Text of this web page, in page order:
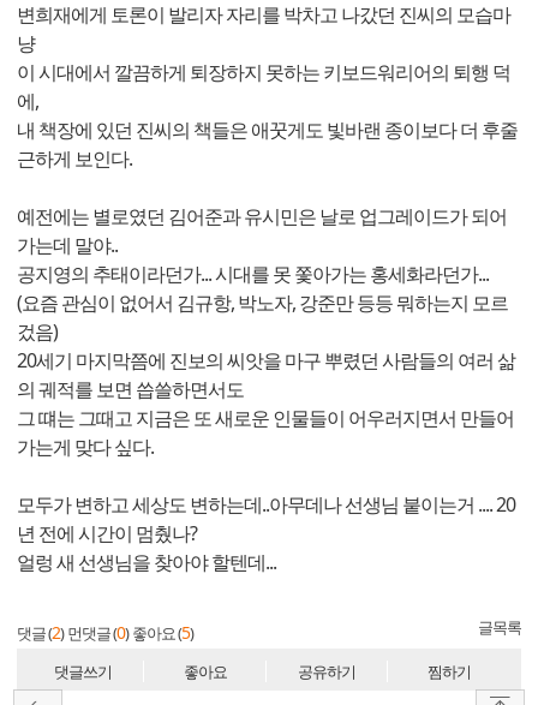
변희재에게 토론이 발리자 자리를 박차고 나갔던 진씨의 모습마
냥
이 시대에서 깔끔하게 퇴장하지 못하는 키보드워리어의 퇴행 덕
에,
내 책장에 있던 진씨의 책들은 애꿋게도 빛바랜 종이보다 더 후줄
근하게 보인다.
예전에는 별로였던 김어준과 유시민은 날로 업그레이드가 되어
가는데 말야..
공지영의 추태이라던가... 시대를 못 쫓아가는 홍세화라던가...
(요즘 관심이 없어서 김규항, 박노자, 강준만 등등 뭐하는지 모르
겄음)
20세기 마지막쯤에 진보의 씨앗을 마구 뿌렸던 사람들의 여러 삶
의 궤적를 보면 씁쓸하면서도
그 떄는 그때고 지금은 또 새로운 인물들이 어우러지면서 만들어
가는게 맞다 싶다.
모두가 변하고 세상도 변하는데..아무데나 선생님 붙이는거 .... 20
년 전에 시간이 멈췄나?
얼렁 새 선생님을 찾아야 할텐데...
댓글 (2) 먼댓글 (0) 좋아요 (5) 글목록
댓글쓰기 좋아요 공유하기 찜하기